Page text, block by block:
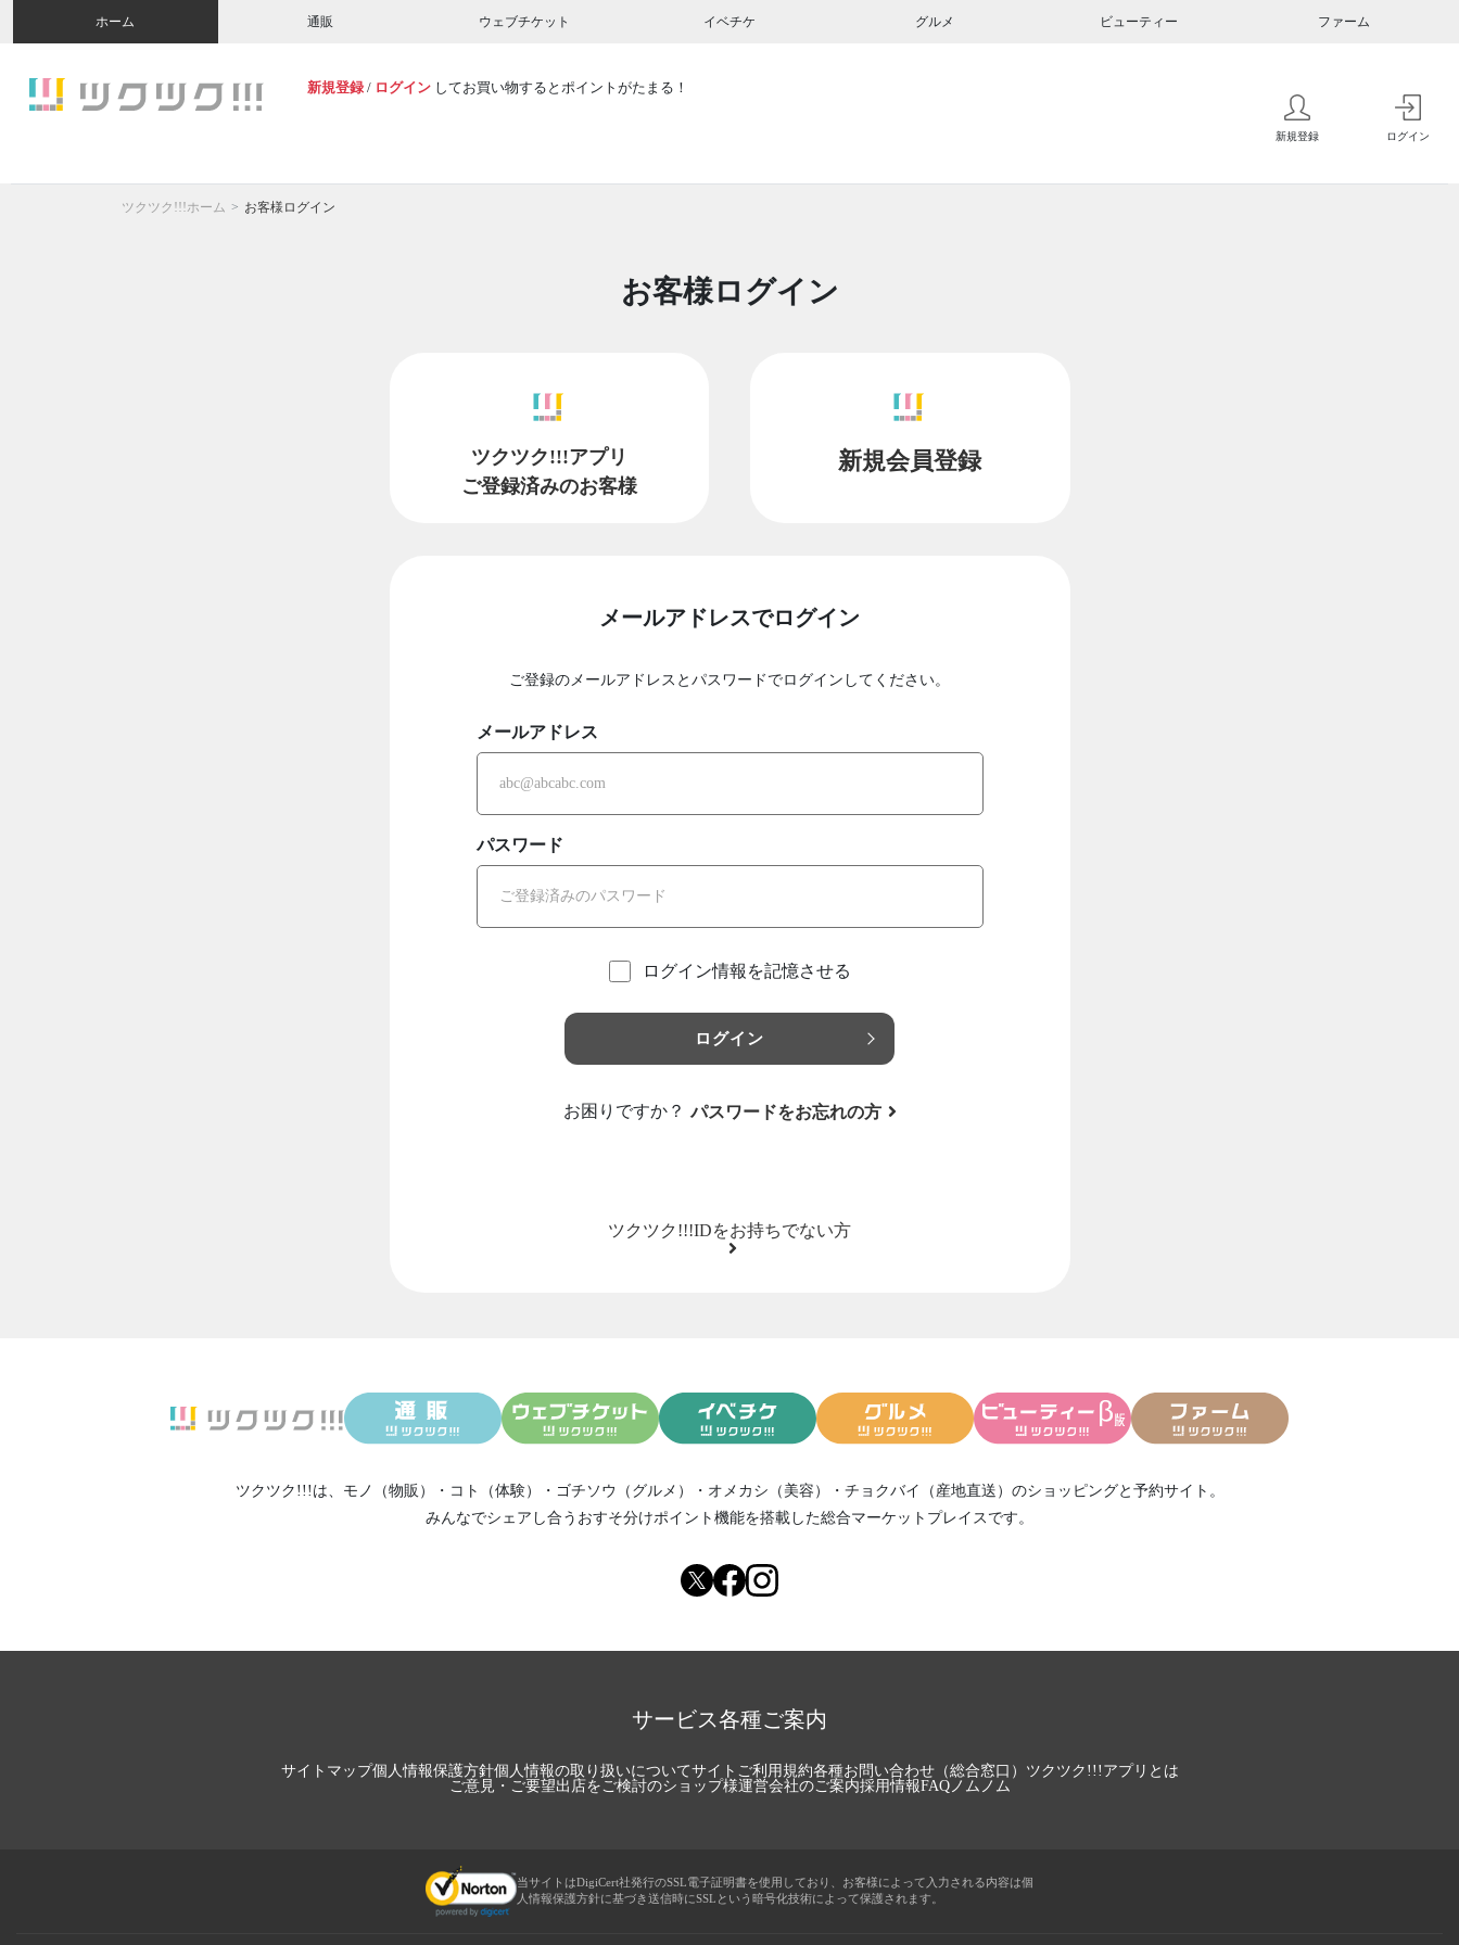
ホーム 通販 ウェブチケット イベチケ グルメ ビューティー ファーム
新規登録 / ログイン してお買い物するとポイントがたまる！
新規登録 ログイン
ツクツク!!!ホーム お客様ログイン
お客様ログイン
ツクツク!!!アプリ
ご登録済みのお客様
新規会員登録
メールアドレスでログイン
ご登録のメールアドレスとパスワードでログインしてください。
メールアドレス
パスワード
ログイン情報を記憶させる
ログイン
お困りですか？ パスワードをお忘れの方
ツクツク!!!IDをお持ちでない方
ツクツク!!!は、 モノ（物販） ・ コト（体験） ・ ゴチソウ（グルメ） ・ オメカシ（美容） ・ チョクバイ（産地直送） のショッピングと予約サイト。
みんなでシェアし合う おすそ分けポイント機能を搭載した総合マーケットプレイスです。
サービス各種ご案内
サイトマップ個人情報保護方針個人情報の取り扱いについてサイトご利用規約各種お問い合わせ（総合窓口） ツクツク!!!アプリとは
ご意見・ご要望出店をご検討のショップ様運営会社のご案内採用情報FAQノムノム
当サイトはDigiCert社発行のSSL電子証明書を使用しており、お客様によって入力される内容は個
人情報保護方針に基づき送信時にSSLという暗号化技術によって保護されます。